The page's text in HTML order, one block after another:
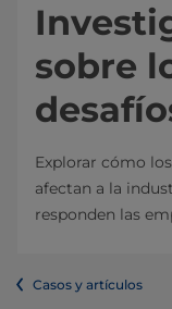
sobre
Explorar cómo
afectan a la
responden las
Casos y artículos